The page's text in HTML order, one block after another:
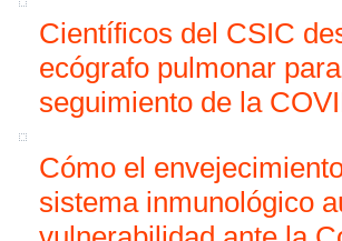
Científicos del CSIC
ecógrafo pulmonar
seguimiento de la
Cómo el
sistema inmunológico